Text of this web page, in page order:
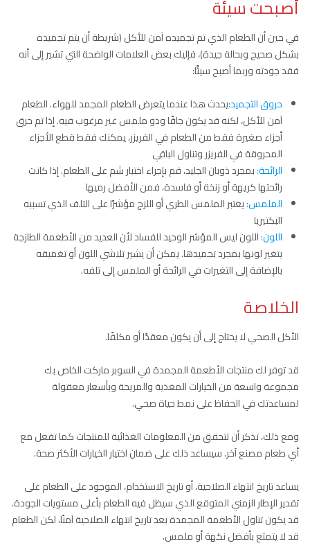
أصبحت سيئة
في حين أن الطعام الذي تم تجميده آمن للأكل (شريطة أن يتم تجميده
بشكل صحيح وبحالة جيدة)، فإليك بعض العلامات الواضحة التي تشير إلى أنه
فقد جودته وربما أصبح سيئًا:
حروق التجميد:يحدث هذا عندما يتعرض الطعام المجمد للهواء. الطعام
آمن للأكل، لكنه قد يكون جافًا وذو ملمس غير مرغوب فيه. إذا تم حرق
أجزاء صغيرة فقط من الطعام في الفريزر، يمكنك فقط قطع الأجزاء
المحروقة في الفريزر وتناول الباقي
الرائحة:بمجرد ذوبان الجليد، قم بإجراء اختبار شم على الطعام. إذا كانت
رائحتها كريهة أو زنخة أو فاسدة، فمن الأفضل رميها
الملمس:يعتبر الملمس الطري أو اللزج مؤشرًا على التلف الذي تسببه
البكتيريا
اللون:اللون ليس المؤشر الوحيد للفساد لأن العديد من الأطعمة الطازجة
يتغير لونها بمجرد تجميدها. يمكن أن يشير تلاشي اللون أو تغميقه
بالإضافة إلى التغيرات في الرائحة أو الملمس إلى تلفه.
الخلاصة
الأكل الصحي لا يحتاج إلى أن يكون معقدًا أو مكلفًا.
قد توفر لك منتجات الأطعمة المجمدة في السوبر ماركت الخاص بك
مجموعة واسعة من الخيارات المغذية والمريحة وبأسعار معقولة
لمساعدتك في الحفاظ على نمط حياة صحي.
ومع ذلك، تذكر أن تتحقق من المعلومات الغذائية للمنتجات كما تفعل مع
أي طعام مصنع آخر. سيساعد ذلك على ضمان اختيار الخيارات الأكثر صحة.
يساعد تاريخ انتهاء الصلاحية، أو تاريخ الاستخدام، الموجود على الطعام على
تقدير الإطار الزمني المتوقع الذي سيظل فيه الطعام بأعلى مستويات الجودة.
قد يكون تناول الأطعمة المجمدة بعد تاريخ انتهاء الصلاحية آمنًا، لكن الطعام
قد لا يتمتع بأفضل نكهة أو ملمس.